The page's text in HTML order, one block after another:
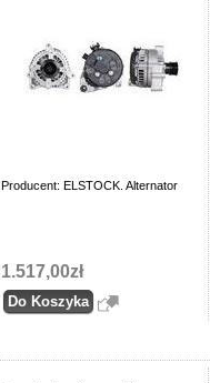
Producent: ELSTOCK. Alternator
1.517,00zł